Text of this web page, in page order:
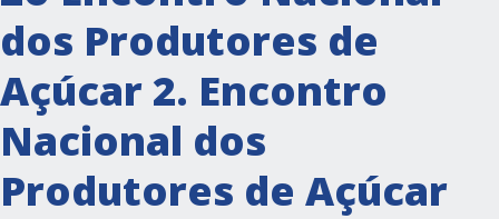
dos Produtores de
Açúcar 2. Encontro
Nacional dos
Produtores de Açúcar